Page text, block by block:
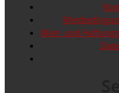
Miet- und